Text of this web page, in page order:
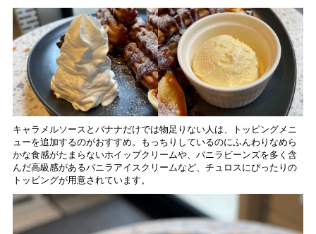
キャラメルソースとバナナだけでは物足りない人は、トッピングメニ
ューを追加するのがおすすめ。もっちりしているのにふんわりなめら
かな食感がたまらないホイップクリームや、バニラビーンズを多く含
んだ高級感があるバニラアイスクリームなど、チュロスにぴったりの
トッピングが用意されています。